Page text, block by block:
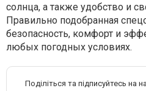
солнца, а также удобство и
Правильно подобранная
безопасность, комфорт и
любых погодных условиях.
Поділіться та підписуйтесь на